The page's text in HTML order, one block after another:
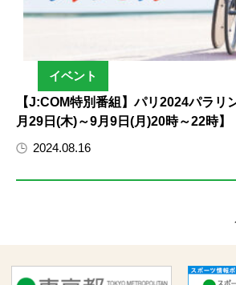
イベント
【J:COM特別番組】パリ2024パラリ
月29日(木)～9月9日(月)20時～22時】
2024.08.16